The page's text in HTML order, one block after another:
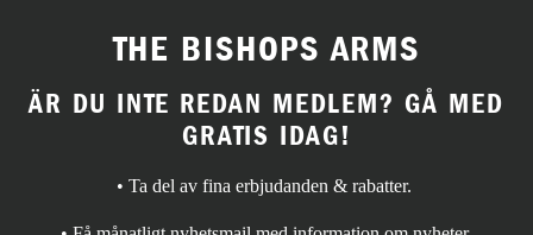
THE BISHOPS ARMS
ÄR DU INTE REDAN MEDLEM? GÅ MED
GRATIS IDAG!
• Ta del av fina erbjudanden & rabatter.